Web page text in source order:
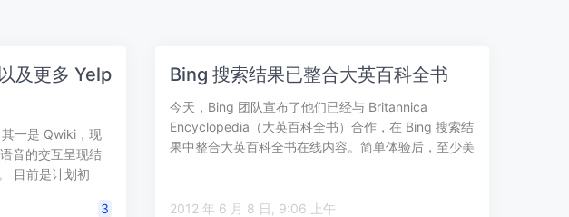
及更多 Yelp
一是 Qwiki，现
音的交互呈现结
目前是计划初
3
Bing 搜索结果已整合大英百科全书
今天，Bing 团队宣布了他们已经与 Britannica
Encyclopedia（大英百科全书）合作，在 Bing 搜索结
果中整合大英百科全书在线内容。简单体验后，至少美
2012 年 6 月 8 日, 9:06 上午